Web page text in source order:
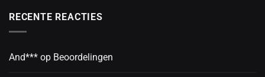
RECENTE REACTIES
And*** op Beoordelingen